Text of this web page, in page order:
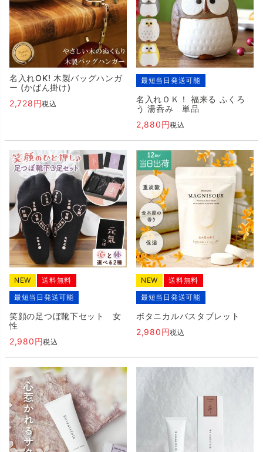
名入れOK! 木製バッグハンガ
ー (かばん掛け)
2,728
税込
最短当日発送可能
名入れＯＫ！ 福来る ふくろ
う 湯呑み 単品
2,880
税込
NEW
送料無料
最短当日発送可能
笑顔の足つぼ靴下セット 女
性
2,980
税込
NEW
送料無料
最短当日発送可能
ボタニカルバスタブレット
2,980
税込